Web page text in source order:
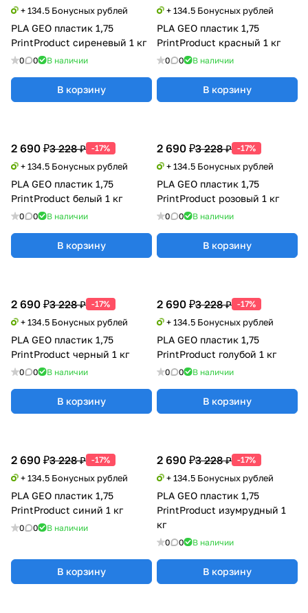
+ 134.5 Бонусных рублей
PLA GEO пластик 1,75
PrintProduct сиреневый 1 кг
0 0 В наличии
В корзину
+ 134.5 Бонусных рублей
PLA GEO пластик 1,75
PrintProduct красный 1 кг
0 0 В наличии
В корзину
2 690 ₽3 228 ₽ -17%
+ 134.5 Бонусных рублей
PLA GEO пластик 1,75
PrintProduct белый 1 кг
0 0 В наличии
В корзину
2 690 ₽3 228 ₽ -17%
+ 134.5 Бонусных рублей
PLA GEO пластик 1,75
PrintProduct розовый 1 кг
0 0 В наличии
В корзину
2 690 ₽3 228 ₽ -17%
+ 134.5 Бонусных рублей
PLA GEO пластик 1,75
PrintProduct черный 1 кг
0 0 В наличии
В корзину
2 690 ₽3 228 ₽ -17%
+ 134.5 Бонусных рублей
PLA GEO пластик 1,75
PrintProduct голубой 1 кг
0 0 В наличии
В корзину
2 690 ₽3 228 ₽ -17%
+ 134.5 Бонусных рублей
PLA GEO пластик 1,75
PrintProduct синий 1 кг
0 0 В наличии
В корзину
2 690 ₽3 228 ₽ -17%
+ 134.5 Бонусных рублей
PLA GEO пластик 1,75
PrintProduct изумрудный 1
кг
0 0 В наличии
В корзину